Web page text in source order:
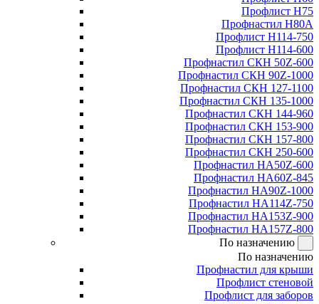
Профлист Н75
Профнастил Н80А
Профлист Н114-750
Профлист Н114-600
Профнастил СКН 50Z-600
Профнастил СКН 90Z-1000
Профнастил СКН 127-1100
Профнастил СКН 135-1000
Профнастил СКН 144-960
Профнастил СКН 153-900
Профнастил СКН 157-800
Профнастил СКН 250-600
Профнастил НА50Z-600
Профнастил НА60Z-845
Профнастил НА90Z-1000
Профнастил НА114Z-750
Профнастил НА153Z-900
Профнастил НА157Z-800
По назначению
По назначению
Профнастил для крыши
Профлист стеновой
Профлист для заборов